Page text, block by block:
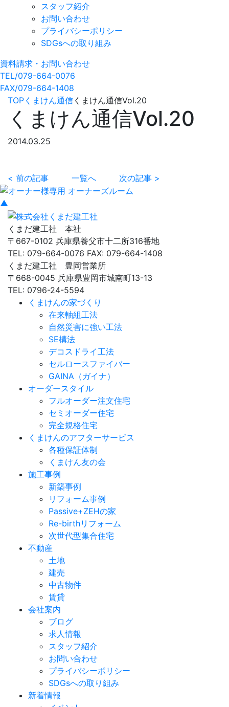
スタッフ紹介
お問い合わせ
プライバシーポリシー
SDGsへの取り組み
資料請求・お問い合わせ
TEL/079-664-0076
FAX/079-664-1408
TOP くまけん通信 くまけん通信Vol.20
くまけん通信Vol.20
2014.03.25
< 前の記事 一覧へ 次の記事 >
▲
くまだ建工社 本社
〒667-0102 兵庫県養父市十二所316番地
TEL: 079-664-0076 FAX: 079-664-1408
くまだ建工社 豊岡営業所
〒668-0045 兵庫県豊岡市城南町13-13
TEL: 0796-24-5594
くまけんの家づくり
在来軸組工法
自然災害に強い工法
SE構法
デコスドライ工法
セルロースファイバー
GAINA（ガイナ）
オーダースタイル
フルオーダー注文住宅
セミオーダー住宅
完全規格住宅
くまけんのアフターサービス
各種保証体制
くまけん友の会
施工事例
新築事例
リフォーム事例
Passive+ZEHの家
Re-birthリフォーム
次世代型集合住宅
不動産
土地
建売
中古物件
賃貸
会社案内
ブログ
求人情報
スタッフ紹介
お問い合わせ
プライバシーポリシー
SDGsへの取り組み
新着情報